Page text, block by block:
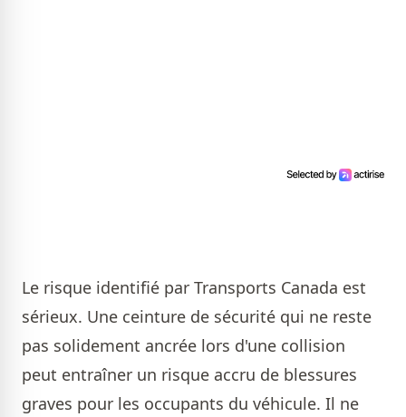
Le risque identifié par Transports Canada est
sérieux. Une ceinture de sécurité qui ne reste
pas solidement ancrée lors d'une collision
peut entraîner un risque accru de blessures
graves pour les occupants du véhicule. Il ne